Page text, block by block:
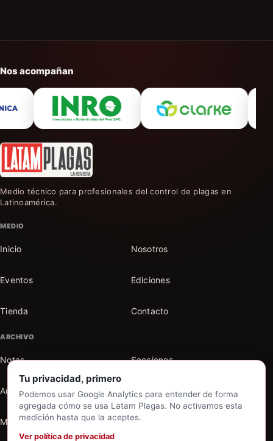
Tu privacidad, primero
Podemos usar Google Analytics para entender de forma
agregada cómo se usa Latam Plagas. No activamos esta
medición hasta que la aceptes.
Ver política de privacidad
Nos acompañan
Medio técnico para profesionales del control de plagas en
Latinoamérica.
MEDIO
Inicio Nosotros
Eventos Ediciones
Tienda Contacto
ARCHIVO
Notas Secciones
Autores Buscar en el archivo
Mi cuenta